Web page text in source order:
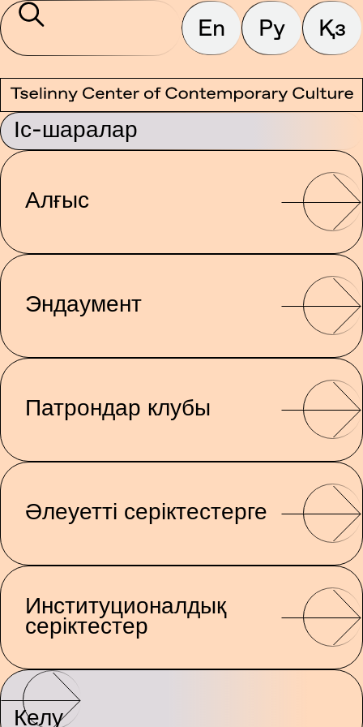
Іс-шаралар
En Ру Қз
Алғыс
Эндаумент
Патрондар клубы
Әлеуетті серіктестерге
Институционалдық
серіктестер
Келу